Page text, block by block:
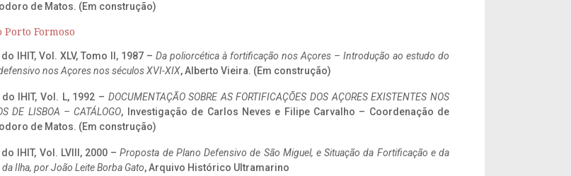
de Matos. (Em construção)
Porto Formoso
IHIT, Vol. XLV, Tomo II, 1987 – Da poliorcética à fortificação nos Açores – Introdução ao estudo do
nos Açores nos séculos XVI-XIX, Alberto Vieira. (Em construção)
IHIT, Vol. L, 1992 – DOCUMENTAÇÃO SOBRE AS FORTIFICAÇÕES DOS AÇORES EXISTENTES NOS
DE LISBOA – CATÁLOGO, Investigação de Carlos Neves e Filipe Carvalho – Coordenação de
de Matos. (Em construção)
IHIT, Vol. LVIII, 2000 –Proposta de Plano Defensivo de São Miguel, e Situação da Fortificação e da
Ilha, por João Leite Borba Gato, Arquivo Histórico Ultramarino